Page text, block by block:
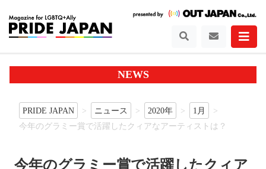
NEWS
PRIDE JAPAN ニュース 2020年
1月
今年のグラミー賞で活躍したクィアなアーティストは？
今年のグラミー賞で活躍したクィア